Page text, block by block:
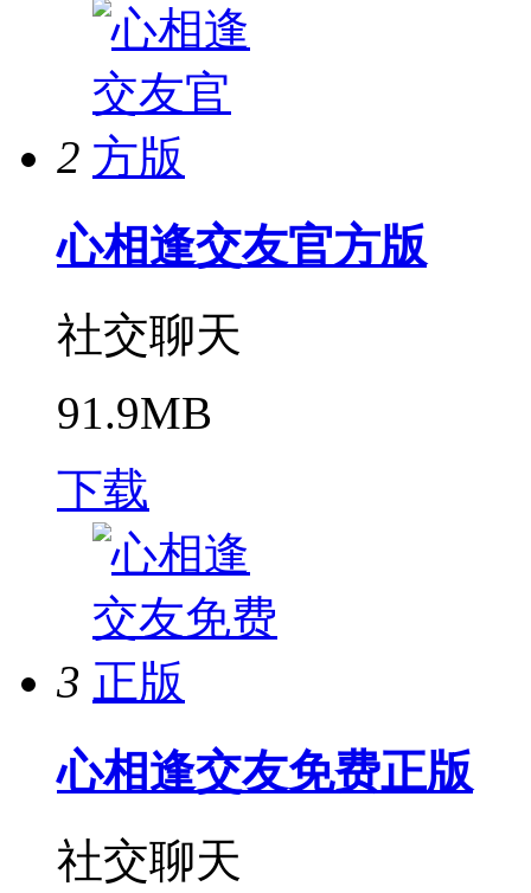
2
心相逢交友官方版
社交聊天
91.9MB
下载
3
心相逢交友免费正版
社交聊天